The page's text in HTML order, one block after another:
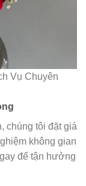
Vụ Chuyên
chúng tôi đặt giá
không gian
để tận hưởng